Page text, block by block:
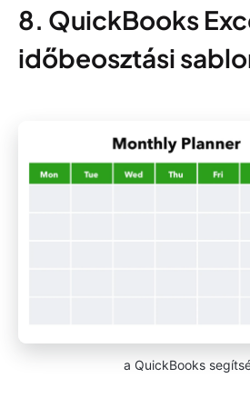
8. QuickBooks
időbeosztási
a QuickBooks